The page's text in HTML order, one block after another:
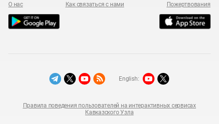
О нас Как связаться с нами Пожертвования
Правила поведения пользователей на интерактивных сервисах
Кавказского Узла
English: